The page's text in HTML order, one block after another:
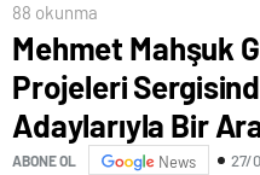
88 okunma
Mehmet Mahşuk
Projeleri
Adaylarıyla Bir
ABONE OL News 27/